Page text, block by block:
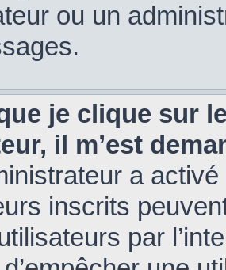
ou un
je clique sur
il m’est
a
inscrits
par